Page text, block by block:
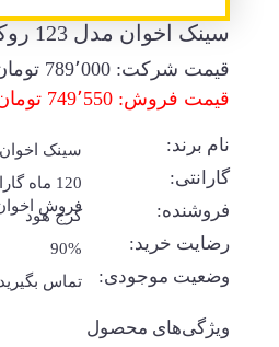
سینک اخوان مدل 123 روکار چپ
قیمت شرکت: 789٬000
قیمت فروش: 749٬550 تومان
نام برند: سینک اخوان
گارانتی:
120 ماه
فروش
فروشنده: کرج هود
رضایت خرید: 90%
وضعیت موجودی: تماس بگیرید
ویژگی‌های محصول